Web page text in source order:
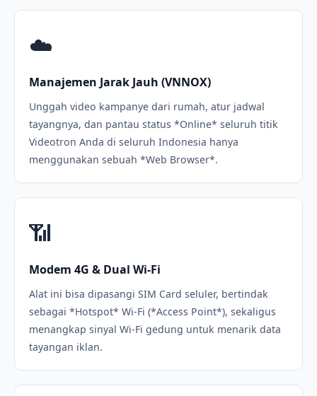
☁️
Manajemen Jarak Jauh (VNNOX)
Unggah video kampanye dari rumah, atur jadwal
tayangnya, dan pantau status *Online* seluruh titik
Videotron Anda di seluruh Indonesia hanya
menggunakan sebuah *Web Browser*.
📶
Modem 4G & Dual Wi-Fi
Alat ini bisa dipasangi SIM Card seluler, bertindak
sebagai *Hotspot* Wi-Fi (*Access Point*), sekaligus
menangkap sinyal Wi-Fi gedung untuk menarik data
tayangan iklan.